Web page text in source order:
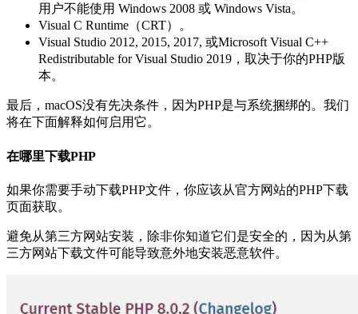
用户不能使用 Windows 2008 或 Windows Vista。
Visual C Runtime（CRT）。
Visual Studio 2012, 2015, 2017, 或Microsoft Visual C++
Redistributable for Visual Studio 2019，取决于你的PHP版
本。
最后，macOS没有先决条件，因为PHP是与系统捆绑的。我们
将在下面解释如何启用它。
在哪里下载PHP
如果你需要手动下载PHP文件，你应该从官方网站的PHP下载
页面获取。
避免从第三方网站安装，除非你知道它们是安全的，因为从第
三方网站下载文件可能导致意外地安装恶意软件。